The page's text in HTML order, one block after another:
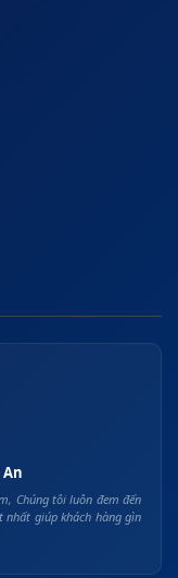
An
Chúng tôi luôn đem đến
giúp khách hàng gìn